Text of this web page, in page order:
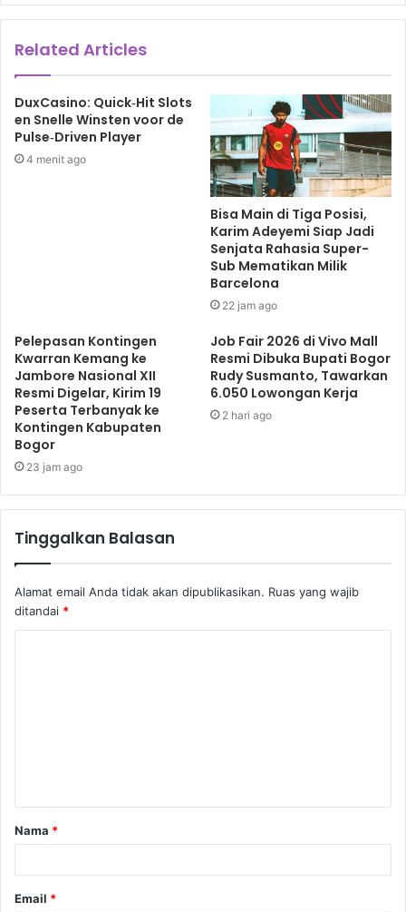
“Petugas memasang
Kami imbau warga tenang dan segera melapor setiap ada
potensi bahaya,” pungkas Budi.***
ledakan dahsyat fatmawati
Related Articles
DuxCasino: Quick‑Hit Slots
en Snelle Winsten voor de
Pulse‑Driven Player
4 menit ago
Bisa Main di Tiga Posisi,
Karim Adeyemi Siap Jadi
Senjata Rahasia Super-
Sub Mematikan Milik
Barcelona
22 jam ago
Pelepasan Kontingen
Kwarran Kemang ke
Jambore Nasional XII
Resmi Digelar, Kirim 19
Peserta Terbanyak ke
Kontingen Kabupaten
Bogor
23 jam ago
Job Fair 2026 di Vivo Mall
Resmi Dibuka Bupati Bogor
Rudy Susmanto, Tawarkan
6.050 Lowongan Kerja
2 hari ago
Tinggalkan Balasan
Alamat email Anda tidak akan dipublikasikan. Ruas yang wajib
ditandai *
Nama *
Email *